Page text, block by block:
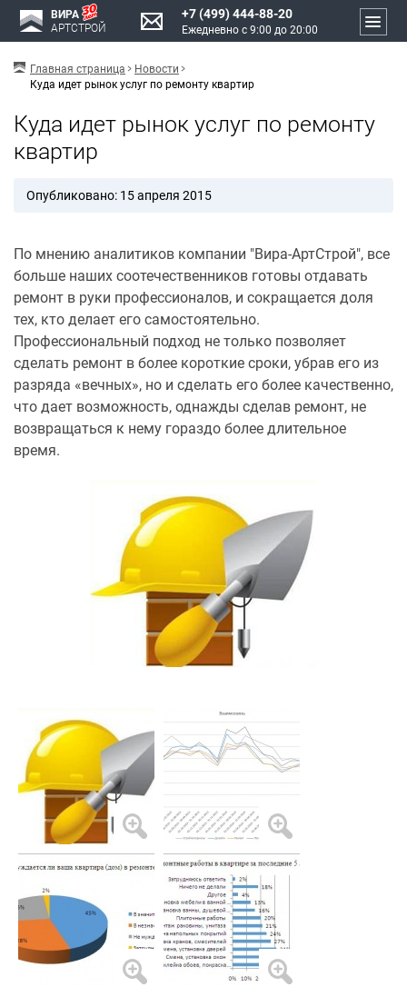
ВИРА
АРТСТРОЙ
+7 (499) 444-88-20
Ежедневно с 9:00 до 20:00
Главная страница
Новости
Куда идет рынок услуг по ремонту квартир
Куда идет рынок услуг по ремонту
квартир
Опубликовано: 15 апреля 2015
По мнению аналитиков компании "Вира-АртСтрой", все
больше наших соотечественников готовы отдавать
ремонт в руки профессионалов, и сокращается доля
тех, кто делает его самостоятельно.
Профессиональный подход не только позволяет
сделать ремонт в более короткие сроки, убрав его из
разряда «вечных», но и сделать его более качественно,
что дает возможность, однажды сделав ремонт, не
возвращаться к нему гораздо более длительное
время.